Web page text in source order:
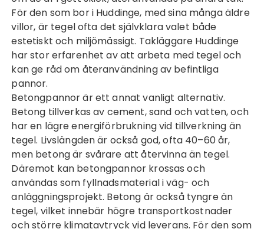
För den som bor i Huddinge, med sina många äldre
villor, är tegel ofta det självklara valet både
estetiskt och miljömässigt. Takläggare Huddinge
har stor erfarenhet av att arbeta med tegel och
kan ge råd om återanvändning av befintliga
pannor.
Betongpannor är ett annat vanligt alternativ.
Betong tillverkas av cement, sand och vatten, och
har en lägre energiförbrukning vid tillverkning än
tegel. Livslängden är också god, ofta 40–60 år,
men betong är svårare att återvinna än tegel.
Däremot kan betongpannor krossas och
användas som fyllnadsmaterial i väg- och
anläggningsprojekt. Betong är också tyngre än
tegel, vilket innebär högre transportkostnader
och större klimatavtryck vid leverans. För den som